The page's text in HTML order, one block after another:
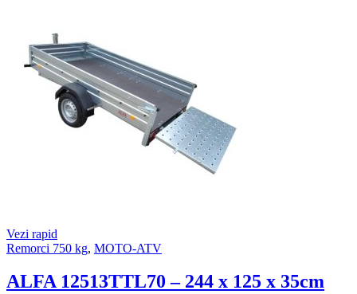
Vezi rapid
Remorci 750 kg, MOTO-ATV
ALFA 12513TTL70 – 244 x 125 x 35cm